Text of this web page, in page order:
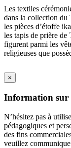
Les textiles
dans la collection du
les pièces d’étoffe
les tapis de prière de
figurent parmi les
religieuses que
×
Information sur
N’hésitez pas à
pédagogiques et
des fins
veuillez